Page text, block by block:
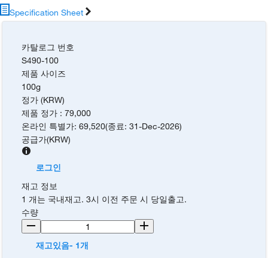
Specification Sheet
카탈로그 번호
S490-100
제품 사이즈
100g
정가 (KRW)
제품 정가 :79,000
온라인 특별가:69,520(종료:31-Dec-2026)
공급가(KRW)
로그인
재고 정보
1 개는 국내재고. 3시 이전 주문 시 당일출고.
수량
재고있음- 1개